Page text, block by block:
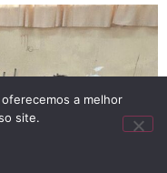
a melhor
site.